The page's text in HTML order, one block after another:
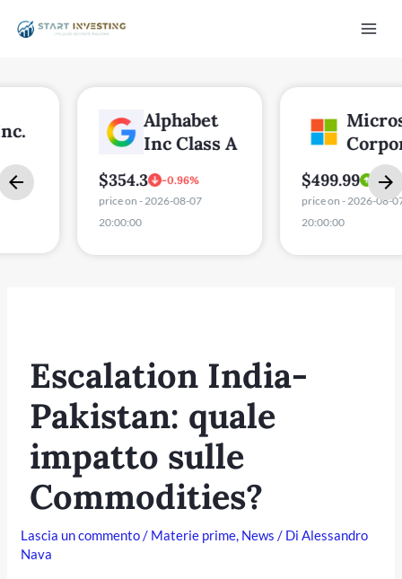
Alphabet
Inc Class A
$354.3
-0.96%
price on - 2026-08-07
Microsoft
Corporation
0.03%
price on - 2026-08-07
Escalation India-
Pakistan: quale
impatto sulle
Commodities?
Lascia un commento/ Materie prime, News / DiAlessandro
Nava